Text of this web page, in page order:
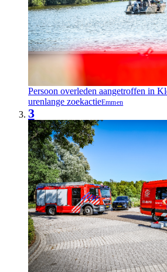
Persoon overleden aangetroffen in
urenlange zoekactieEmmen
3